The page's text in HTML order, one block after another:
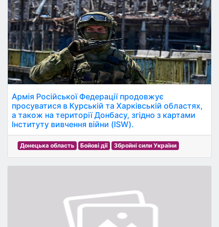
Армія Російської Федерації продовжує
просуватися в Курській та Харківській областях,
а також на території Донбасу, згідно з картами
Інституту вивчення війни (ISW).
Донецька область Бойові дії Збройні сили України